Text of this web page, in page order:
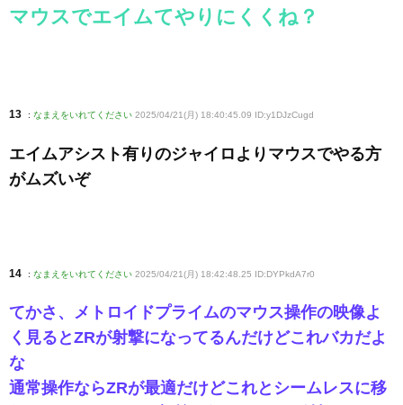
マウスでエイムてやりにくくね？
13 : なまえをいれてください 2025/04/21(月) 18:40:45.09 ID:y1DJzCugd
エイムアシスト有りのジャイロよりマウスでやる方
がムズいぞ
14 : なまえをいれてください 2025/04/21(月) 18:42:48.25 ID:DYPkdA7r0
てかさ、メトロイドプライムのマウス操作の映像よ
く見るとZRが射撃になってるんだけどこれバカだよ
な
通常操作ならZRが最適だけどこれとシームレスに移